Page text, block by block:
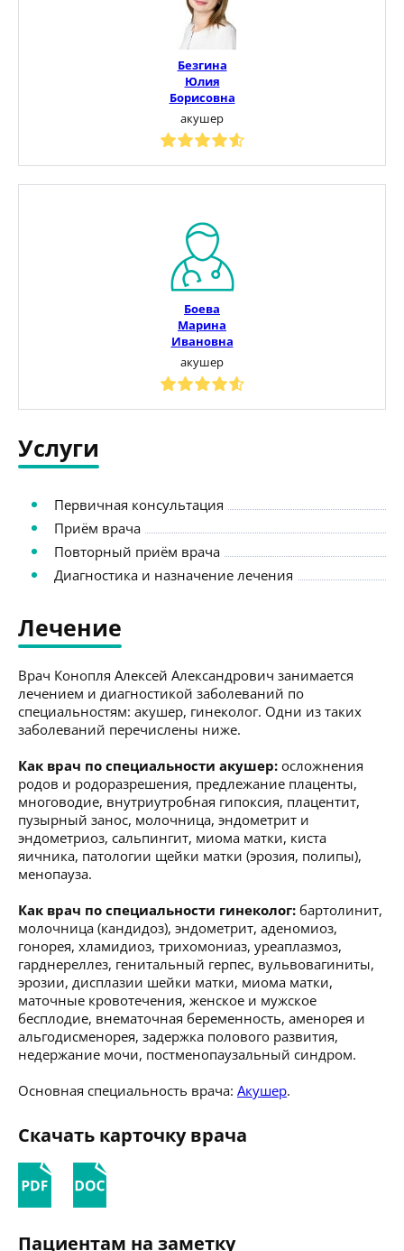
Безгина
Юлия
Борисовна
акушер
Боева
Марина
Ивановна
акушер
Услуги
Первичная консультация
Приём врача
Повторный приём врача
Диагностика и назначение лечения
Лечение
Врач Конопля Алексей Александрович занимается
лечением и диагностикой заболеваний по
специальностям: акушер, гинеколог. Одни из таких
заболеваний перечислены ниже.
Как врач по специальности акушер: осложнения
родов и родоразрешения, предлежание плаценты,
многоводие, внутриутробная гипоксия, плацентит,
пузырный занос, молочница, эндометрит и
эндометриоз, сальпингит, миома матки, киста
яичника, патологии щейки матки (эрозия, полипы),
менопауза.
Как врач по специальности гинеколог: бартолинит,
молочница (кандидоз), эндометрит, аденомиоз,
гонорея, хламидиоз, трихомониаз, уреаплазмоз,
гарднереллез, генитальный герпес, вульвовагиниты,
эрозии, дисплазии шейки матки, миома матки,
маточные кровотечения, женское и мужское
бесплодие, внематочная беременность, аменорея и
альгодисменорея, задержка полового развития,
недержание мочи, постменопаузальный синдром.
Основная специальность врача: Акушер.
Скачать карточку врача
Пациентам на заметку